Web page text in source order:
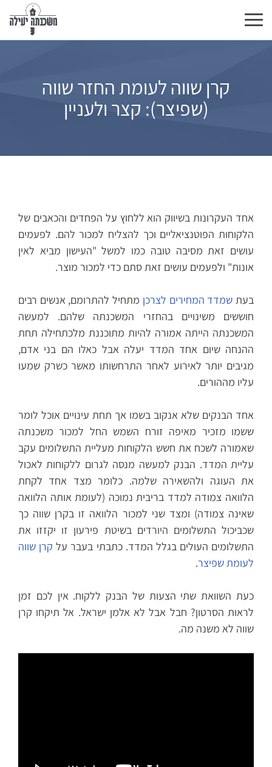
Toggle
navigation
קרן שווה לעומת החזר שווה
(שפיצר): קצר ולעניין
אחד העקרונות בשיווק הוא ללחוץ על הפחדים והכאבים של
הלקוחות הפוטנציאליים וכך להצליח למכור להם. לפעמים
עושים זאת מסיבה טובה כמו למשל "העישון מביא לאין
אונות" ולפעמים עושים זאת סתם כדי למכור מוצר.
בעת שמדד המחירים לצרכן מתחיל להתרומם, אנשים רבים
חוששים משינויים בהחזרי המשכנתה שלהם. למעשה
המשכנתה הייתה אמורה להיות מתוכננת מלכתחילה תחת
ההנחה שיום אחד המדד יעלה אבל כאלו הם בני אדם,
מגיבים יותר לאירוע לאחר התרחשותו מאשר כשרק שמעו
עליו מההורים.
אחד הבנקים שלא אנקוב בשמו אך תחת עינויים אוכל לומר
ששמו מזכיר מאיפה זורח השמש החל למכור משכנתה
שאמורה לשכח את חשש הלקוחות מעליית התשלומים עקב
עליית המדד. הבנק למעשה מנסה לגרום ללקוחות לאכול
את העוגה ולהשאירה שלמה. כלומר מצד אחד לקחת
הלוואה צמודה למדד בריבית נמוכה (לעומת אותה הלוואה
שאינה צמודה) ומצד שני למכור הלוואה זו בקרן שווה כך
שכביכול התשלומים היורדים בשיטת פירעון זו יקזזו את
התשלומים העולים בגלל המדד. כתבתי בעבר על קרן שווה
לעומת שפיצר.
כעת השוואת שתי הצעות של הבנק ללקוח. אין לכם זמן
לראות הסרטון? חבל אבל לא אלמן ישראל. אל תיקחו קרן
שווה לא משנה מה.